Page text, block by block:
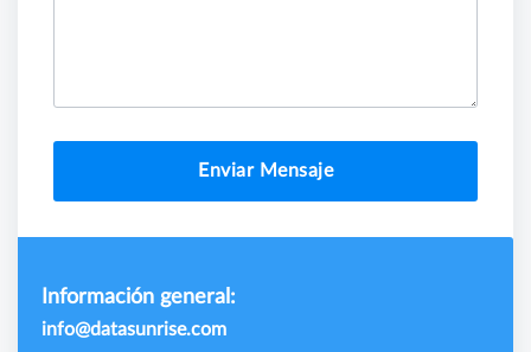
Enviar Mensaje
Información general:
info@datasunrise.com